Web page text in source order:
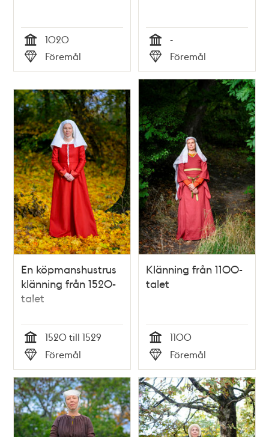
Tid
1020
Typ
Föremål Tid
-
Typ
Föremål
En köpmanshustrus
klänning från 1520-
talet
Tid
1520 till 1529
Typ
Föremål
Klänning från 1100-
talet
Tid
1100
Typ
Föremål